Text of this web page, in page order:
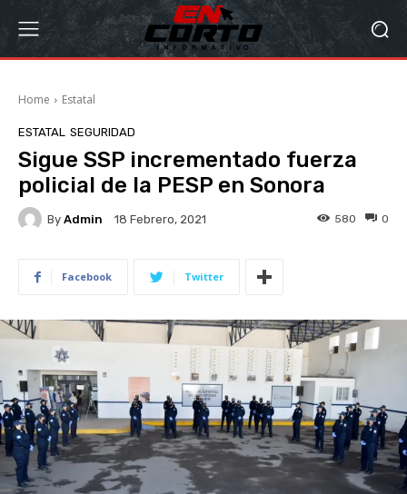
Home Estatal
ESTATAL SEGURIDAD
Sigue SSP incrementado fuerza
policial de la PESP en Sonora
By Admin 18 Febrero, 2021 0
580
Facebook Twitter